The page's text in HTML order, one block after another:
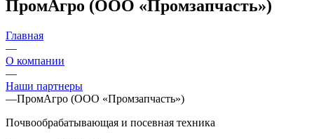
ПромАгро (ООО «Промзапчасть»)
Главная
—
О компании
—
Наши партнеры
—ПромАгро (ООО «Промзапчасть»)
Почвообрабатывающая и посевная техника